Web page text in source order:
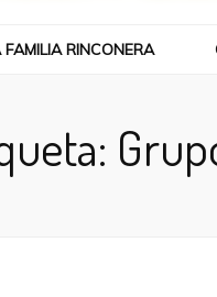
RINCONERA